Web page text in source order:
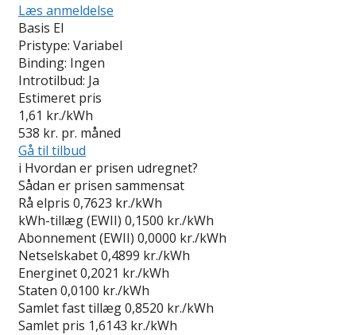
Læs anmeldelse
Basis El
Pristype: Variabel
Binding: Ingen
Introtilbud: Ja
Estimeret pris
1,61 kr./kWh
538 kr. pr. måned
Gå til tilbud
i Hvordan er prisen udregnet?
Sådan er prisen sammensat
Rå elpris 0,7623 kr./kWh
kWh-tillæg (EWII) 0,1500 kr./kWh
Abonnement (EWII) 0,0000 kr./kWh
Netselskabet0,4899 kr./kWh
Energinet0,2021 kr./kWh
Staten 0,0100 kr./kWh
Samlet fast tillæg0,8520 kr./kWh
Samlet pris 1,6143 kr./kWh